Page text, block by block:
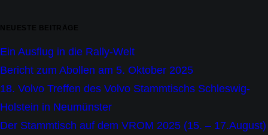
NEUESTE BEITRÄGE
Ein Ausflug in die Rally-Welt
Bericht zum Abollen am 5. Oktober 2025
18. Volvo Treffen des Volvo Stammtischs Schleswig-
Holstein in Neumünster
Der Stammtisch auf dem VROM 2025 (15. – 17.August)